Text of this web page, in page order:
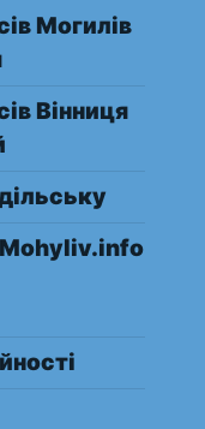
Могилів
Вінниця
Mohyliv.info